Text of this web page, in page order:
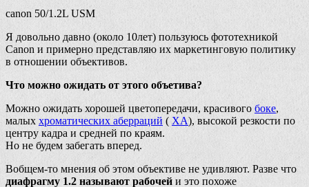
canon 50/1.2L USM
Я довольно давно (около 10лет) пользуюсь фототехникой
Canon и примерно представляю их маркетинговую политику
в отношении объективов.
Что можно ожидать от этого объетива?
Можно ожидать хорошей цветопередачи, красивого боке,
малых хроматических аберраций ( ХА), высокой резкости по
центру кадра и средней по краям.
Но не будем забегать вперед.
Вобщем-то мнения об этом объективе не удивляют. Разве что
диафрагму 1.2 называют рабочей и это похоже